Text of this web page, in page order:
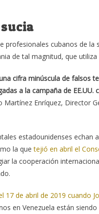
profesionales cubanos de
de tal magnitud, que
cifra minúscula de falsos
a la campaña de EE.UU.
Martínez Enríquez, Director
estadounidenses echan
la quetejió en abril el
la cooperación
17 de abril de 2019 cuando
en Venezuela están